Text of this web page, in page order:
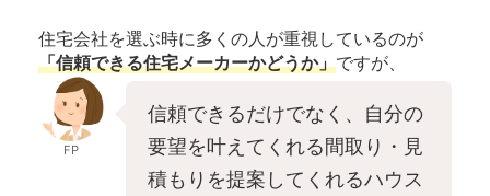
住宅会社を選ぶ時に多くの人が重視しているのが
「信頼できる住宅メーカーかどうか」ですが、
FP
信頼できるだけでなく、自分の
要望を叶えてくれる間取り・見
積もりを提案してくれるハウス